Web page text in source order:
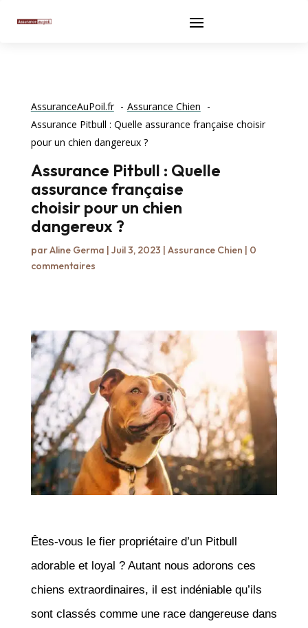
AssuranceAuPoil.fr
Assurance Chien
Assurance Pitbull : Quelle assurance française choisir
pour un chien dangereux ?
Assurance Pitbull : Quelle
assurance française
choisir pour un chien
dangereux ?
parAline Germa | Juil 3, 2023 | Assurance Chien | 0
commentaires
Êtes-vous le fier propriétaire d’un Pitbull
adorable et loyal ? Autant nous adorons ces
chiens extraordinaires, il est indéniable qu’ils
sont classés comme une race dangereuse dans